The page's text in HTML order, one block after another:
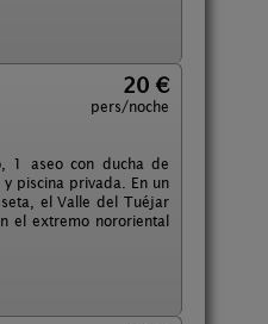
20 €
pers/noche
1 aseo con ducha de
piscina privada. En un
el Valle del Tuéjar
el extremo nororiental